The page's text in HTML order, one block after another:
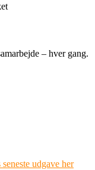
– hver gang.
udgave her